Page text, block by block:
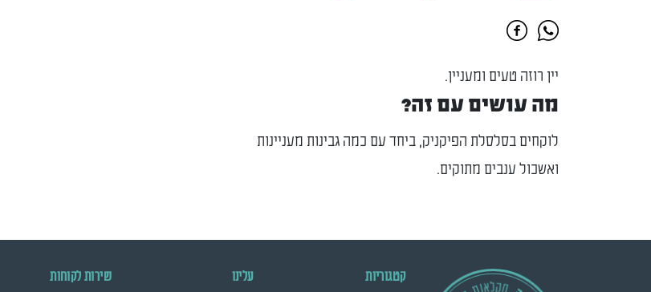
יין רוזה טעים ומעניין.
מה עושים עם זה?
לוקחים בסלסלת הפיקניק, ביחד עם כמה גבינות מעניינות
ואשכול ענבים מתוקים.
קטגוריות עלינו שירות לקוחות